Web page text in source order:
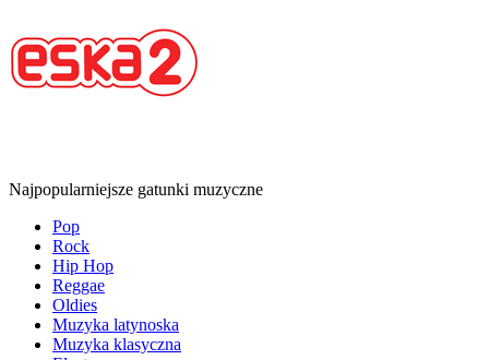
Najpopularniejsze gatunki muzyczne
Pop
Rock
Hip Hop
Reggae
Oldies
Muzyka latynoska
Muzyka klasyczna